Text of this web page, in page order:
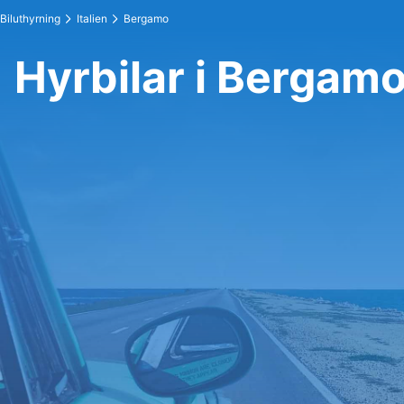
Biluthyrning Italien Bergamo
Hyrbilar i